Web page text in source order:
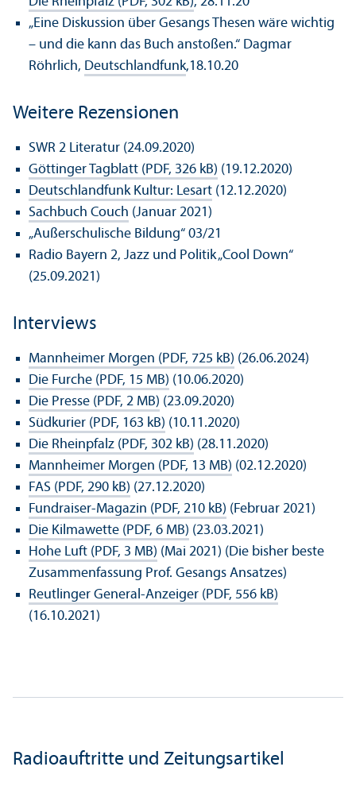
„Eine Diskussion über Gesangs Thesen wäre wichtig
– und die kann das Buch anstoßen.“ Dagmar
Röhrlich, Deutschland­funk,18.10.20
Weitere Rezensionen
SWR 2 Literatur (24.09.2020)
Göttinger Tagblatt (PDF, 326 kB) (19.12.2020)
Deutschland­funk Kultur: Lesart (12.12.2020)
Sachbuch Couch (Januar 2021)
„Außerschulische Bildung“ 03/21
Radio Bayern 2, Jazz und Politik „Cool Down“
(25.09.2021)
Interviews
Mannheimer Morgen (PDF, 725 kB) (26.06.2024)
Die Furche (PDF, 15 MB) (10.06.2020)
Die Presse (PDF, 2 MB) (23.09.2020)
Südkurier (PDF, 163 kB) (10.11.2020)
Die Rheinpfalz (PDF, 302 kB) (28.11.2020)
Mannheimer Morgen (PDF, 13 MB) (02.12.2020)
FAS (PDF, 290 kB) (27.12.2020)
Fundraiser-Magazin (PDF, 210 kB) (Februar 2021)
Die Kilmawette (PDF, 6 MB) (23.03.2021)
Hohe Luft (PDF, 3 MB) (Mai 2021) (Die bisher beste
Zusammenfassung Prof. Gesangs Ansatzes)
Reutlinger General-Anzeiger (PDF, 556 kB)
(16.10.2021)
Radioauftritte und Zeitungs­artikel